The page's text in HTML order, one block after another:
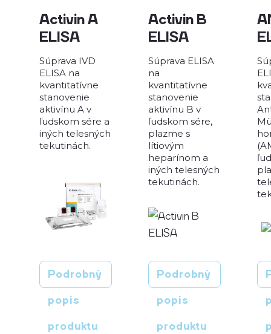
Activin A
ELISA
Súprava IVD
ELISA na
kvantitatívne
stanovenie
aktivínu A v
ľudskom sére a
iných telesných
tekutinách.
Podrobný
popis
produktu
Activin B
ELISA
Súprava ELISA
na
kvantitatívne
stanovenie
aktivínu B v
ľudskom sére,
plazme s
lítiovým
heparínom a
iných telesných
tekutinách.
Podrobný
popis
produktu